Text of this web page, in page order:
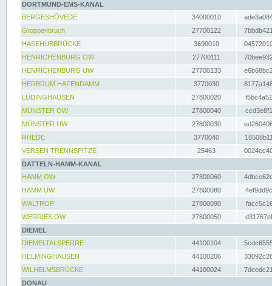
DORTMUND-EMS-KANAL
BERGESHÖVEDE
34000010
Groppenbruch
27700122
HASEHUBBRÜCKE
3690010
HENRICHENBURG OW
27700111
HENRICHENBURG UW
27700133
HERBRUM HAFENDAMM
3770030
LÜDINGHAUSEN
27800020
MÜNSTER OW
27800040
MÜNSTER UW
27800030
RHEDE
3770040
VERSEN TRENNSPITZE
25463
DATTELN-HAMM-KANAL
HAMM OW
27800060
HAMM UW
27800080
WALTROP
27800090
WERRIES OW
27800050
DIEMEL
DIEMELTALSPERRE
44100104
HELMINGHAUSEN
44100206
WILHELMSBRÜCKE
44100024
DONAU